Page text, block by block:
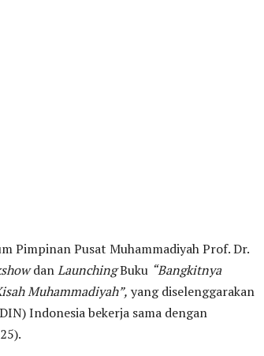
Pimpinan Pusat Muhammadiyah Prof. Dr.
danLaunchingBuku “Bangkitnya
Muhammadiyah”, yang diselenggarakan
Indonesia bekerja sama dengan